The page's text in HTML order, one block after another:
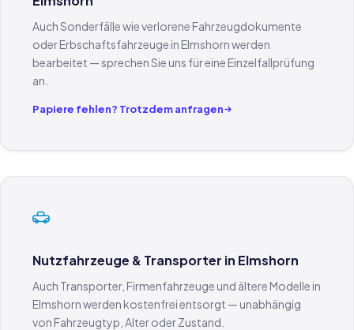
Auch Sonderfälle wie verlorene Fahrzeugdokumente
oder Erbschaftsfahrzeuge in Elmshorn werden
bearbeitet — sprechen Sie uns für eine Einzelfallprüfung
an.
Papiere fehlen? Trotzdem anfragen
Nutzfahrzeuge & Transporter in Elmshorn
Auch Transporter, Firmenfahrzeuge und ältere Modelle in
Elmshorn werden kostenfrei entsorgt — unabhängig
von Fahrzeugtyp, Alter oder Zustand.